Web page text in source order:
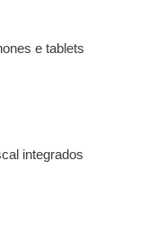
e tablets
integrados